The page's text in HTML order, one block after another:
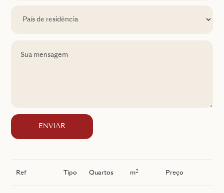
ENVIAR
Ref Tipo Quartos m2 Preço